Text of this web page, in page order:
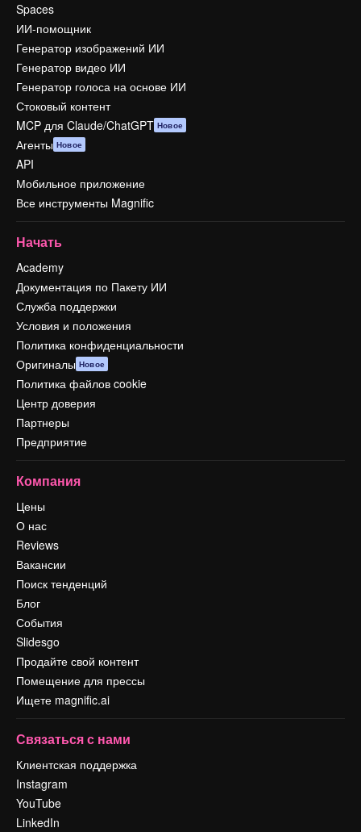
Spaces
ИИ-помощник
Генератор изображений ИИ
Генератор видео ИИ
Генератор голоса на основе ИИ
Стоковый контент
MCP для Claude/ChatGPT Новое
Агенты Новое
API
Мобильное приложение
Все инструменты Magnific
Начать
Academy
Документация по Пакету ИИ
Служба поддержки
Условия и положения
Политика конфиденциальности
Оригиналы Новое
Политика файлов cookie
Центр доверия
Партнеры
Предприятие
Компания
Цены
О нас
Reviews
Вакансии
Поиск тенденций
Блог
События
Slidesgo
Продайте свой контент
Помещение для прессы
Ищете magnific.ai
Связаться с нами
Клиентская поддержка
Instagram
YouTube
LinkedIn